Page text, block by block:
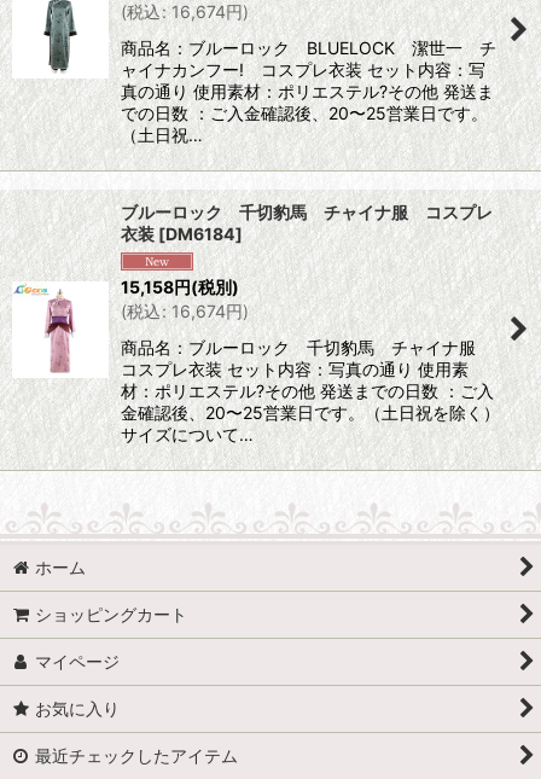
(税込: 16,674円)
商品名：ブルーロック BLUELOCK 潔世一 チ
ャイナカンフー! コスプレ衣装 セット内容：写
真の通り 使用素材：ポリエステル?その他 発送ま
での日数 ：ご入金確認後、20〜25営業日です。
（土日祝…
ブルーロック 千切豹馬 チャイナ服 コスプレ
衣装 [DM6184]
15,158円(税別)
(税込: 16,674円)
商品名：ブルーロック 千切豹馬 チャイナ服
コスプレ衣装 セット内容：写真の通り 使用素
材：ポリエステル?その他 発送までの日数 ：ご入
金確認後、20〜25営業日です。（土日祝を除く）
サイズについて…
ホーム
ショッピングカート
マイページ
お気に入り
最近チェックしたアイテム